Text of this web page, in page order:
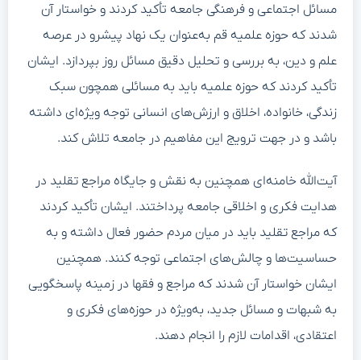
مسائل اجتماعی و فرهنگی جامعه تأکید کردند و خواستار آن
شدند که حوزه علمیه قم به‌عنوان یک نهاد پیشرو در عرصه
علم و دین، به بررسی و تحلیل دقیق مسائل روز بپردازد. ایشان
تأکید کردند که حوزه علمیه باید به مسائلی همچون سبک
زندگی، خانواده، اخلاق و ارزش‌های انسانی توجه ویژه‌ای داشته
باشد و در جهت ترویج این مفاهیم در جامعه تلاش کند.
آیت‌الله خامنه‌ای همچنین به نقش و جایگاه مراجع تقلید در
هدایت فکری و اخلاقی جامعه پرداختند. ایشان تأکید کردند
که مراجع تقلید باید در میان مردم حضور فعال داشته و به
حساسیت‌ها و چالش‌های اجتماعی توجه کنند. همچنین
ایشان خواستار آن شدند که مراجع و فقها در زمینه پاسخگویی
به شبهات و مسائل جدید، به‌ویژه در حوزه‌های فکری و
اعتقادی، اقدامات لازم را انجام دهند.